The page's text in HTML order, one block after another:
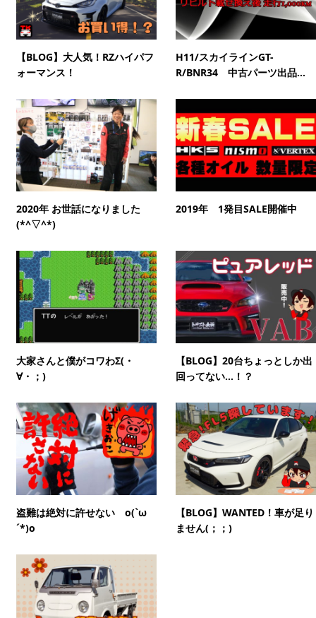
【BLOG】大人気！RZハイパフ
ォーマンス！
H11/スカイラインGT-
R/BNR34 中古パーツ出品...
2020年 お世話になりました
(*^▽^*)
2019年 1発目SALE開催中
大家さんと僕がコワわΣ(・
∀・；)
【BLOG】20台ちょっとしか出
回ってない…！？
盗難は絶対に許せない o(`ω
´*)o
【BLOG】WANTED！車が足り
ません(；；)